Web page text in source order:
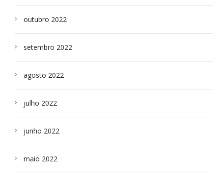
outubro 2022
setembro 2022
agosto 2022
julho 2022
junho 2022
maio 2022